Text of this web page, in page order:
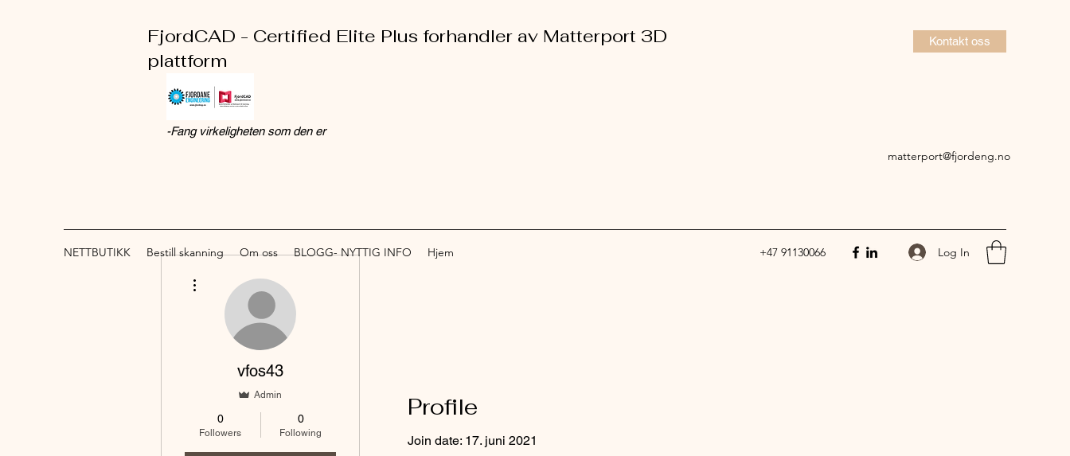
FjordCAD - Certified Elite Plus forhandler av Matterport 3D
plattform
-Fang virkeligheten som den er
Kontakt oss
matterport@fjordeng.no
NETTBUTIKK Bestill skanning Om oss BLOGG- NYTTIG INFO Hjem +47 91130066 Log In
Profile
Join date: 17. juni 2021
vfos43
Admin
0
Followers
0
Following